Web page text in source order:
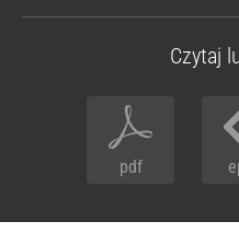
Czytaj
pdf